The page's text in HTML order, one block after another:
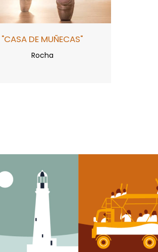
"CASA DE MUÑECAS"
Rocha